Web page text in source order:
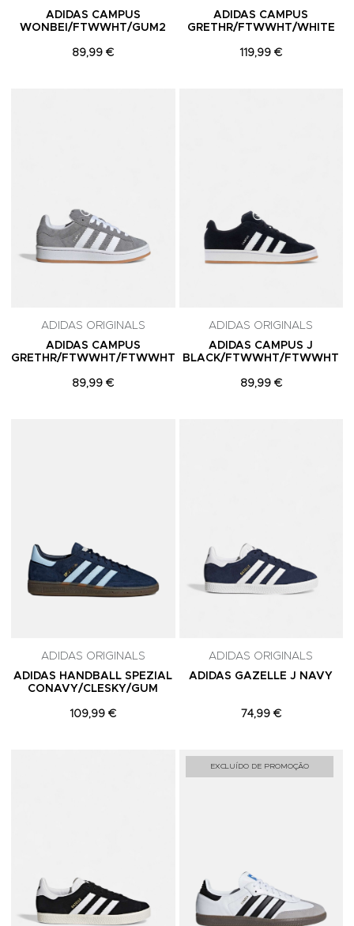
ADIDAS CAMPUS
WONBEI/FTWWHT/GUM2
89,99 €
ADIDAS CAMPUS
GRETHR/FTWWHT/WHITE
119,99 €
ADIDAS ORIGINALS
ADIDAS CAMPUS
GRETHR/FTWWHT/FTWWHT
89,99 €
ADIDAS ORIGINALS
ADIDAS CAMPUS J
BLACK/FTWWHT/FTWWHT
89,99 €
ADIDAS ORIGINALS
ADIDAS HANDBALL SPEZIAL
CONAVY/CLESKY/GUM
109,99 €
ADIDAS ORIGINALS
ADIDAS GAZELLE J NAVY
74,99 €
Adicionar aos Favoritos
EXCLUÍDO DE PROMOÇÃO